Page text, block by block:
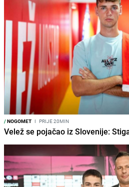
/NOGOMET I PRIJE 20MIN
Velež se pojačao iz Slovenije: